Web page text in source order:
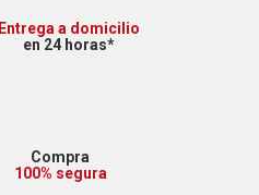
Entrega a domicilio
en 24 horas*
Compra
100% segura